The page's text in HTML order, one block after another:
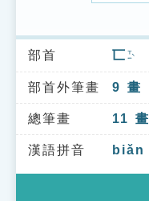
索引選單
知識索引
單字索引
生命大百科索引
部首 匸 ㄒㄧˋ
部首外筆畫 9 畫
總筆畫 11 畫
漢語拼音 biǎn